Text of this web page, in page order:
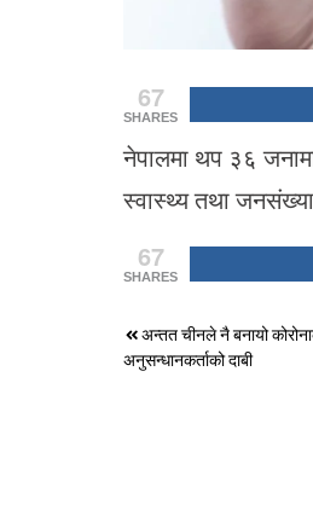
67
SHARES
नेपालमा थप ३६
स्वास्थ्य तथा
67
SHARES
Post
navigation
अन्तत चीनले नै बनायो
अनुसन्धानकर्ताको दाबी